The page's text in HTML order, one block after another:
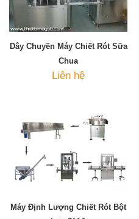
Dây Chuyền Máy Chiết Rót Sữa
Chua
Liên hệ
Máy Định Lượng Chiết Rót Bột